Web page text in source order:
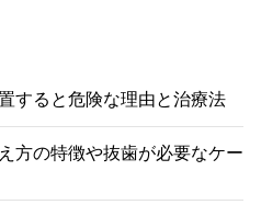
すると危険な理由と治療法
方の特徴や抜歯が必要なケー